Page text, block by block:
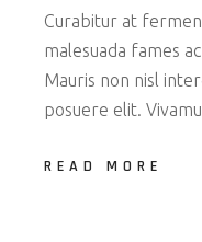
Curabitur at
malesuada fames
Mauris non nisl
posuere elit.
READ MORE